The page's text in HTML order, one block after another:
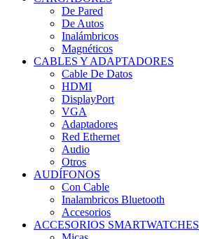
De Pared
De Autos
Inalámbricos
Magnéticos
CABLES Y ADAPTADORES
Cable De Datos
HDMI
DisplayPort
VGA
Adaptadores
Red Ethernet
Audio
Otros
AUDÍFONOS
Con Cable
Inalambricos Bluetooth
Accesorios
ACCESORIOS SMARTWATCHES